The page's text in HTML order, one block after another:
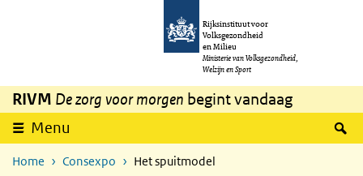
Overslaan en naar de inhoud gaan
Rijksinstituut voor
Volksgezondheid
en Milieu
Ministerie van Volksgezondheid,
Welzijn en Sport
RIVM De zorg voor morgen begint vandaag
Menu
Home Consexpo Het spuitmodel